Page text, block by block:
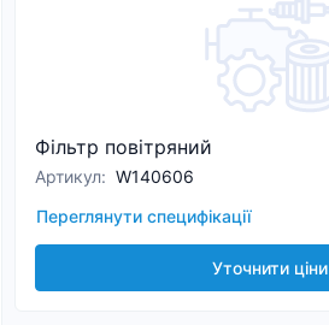
Фільтр повітряний
Артикул: W140606
Переглянути специфікації
Уточнити ціни